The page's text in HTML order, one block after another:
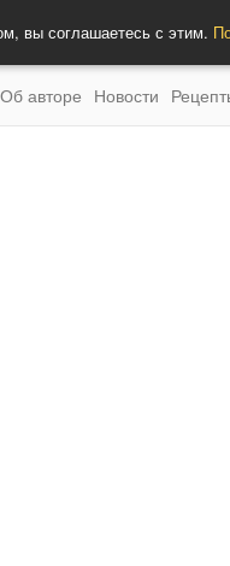
вы соглашаетесь с этим.
Об авторе Новости